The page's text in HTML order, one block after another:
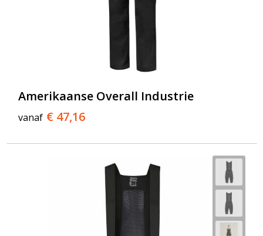
Amerikaanse Overall Industrie
vanaf € 47,16